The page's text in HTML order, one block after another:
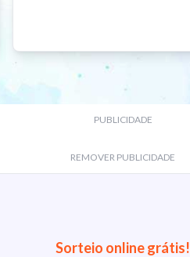
PUBLICIDADE
REMOVER PUBLICIDADE
Sorteio online grátis!